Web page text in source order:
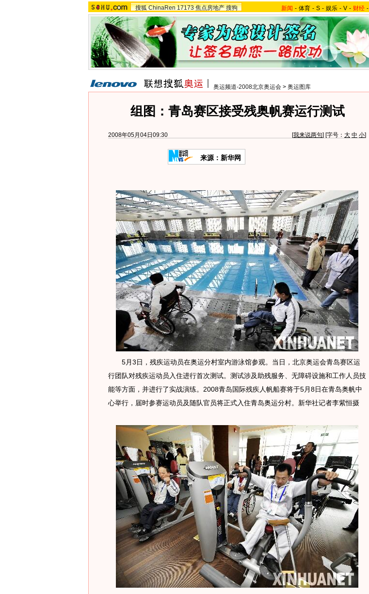
搜狐 ChinaRen 17173 焦点房地产 搜狗 新闻 - 体育 - S - 娱乐 - V - 财经 -
奥运频道-2008北京奥运会 > 奥运图库
组图：青岛赛区接受残奥帆赛运行测试
2008年05月04日09:30 [我来说两句] [字号： 大 中 小]
来源：新华网
5月3日，残疾运动员在奥运分村室内游泳馆参观。当日，北京奥运会青岛赛区运
行团队对残疾运动员入住进行首次测试。测试涉及助残服务、无障碍设施和工作人员技
能等方面，并进行了实战演练。2008青岛国际残疾人帆船赛将于5月8日在青岛奥帆中
心举行，届时参赛运动员及随队官员将正式入住青岛奥运分村。新华社记者李紫恒摄